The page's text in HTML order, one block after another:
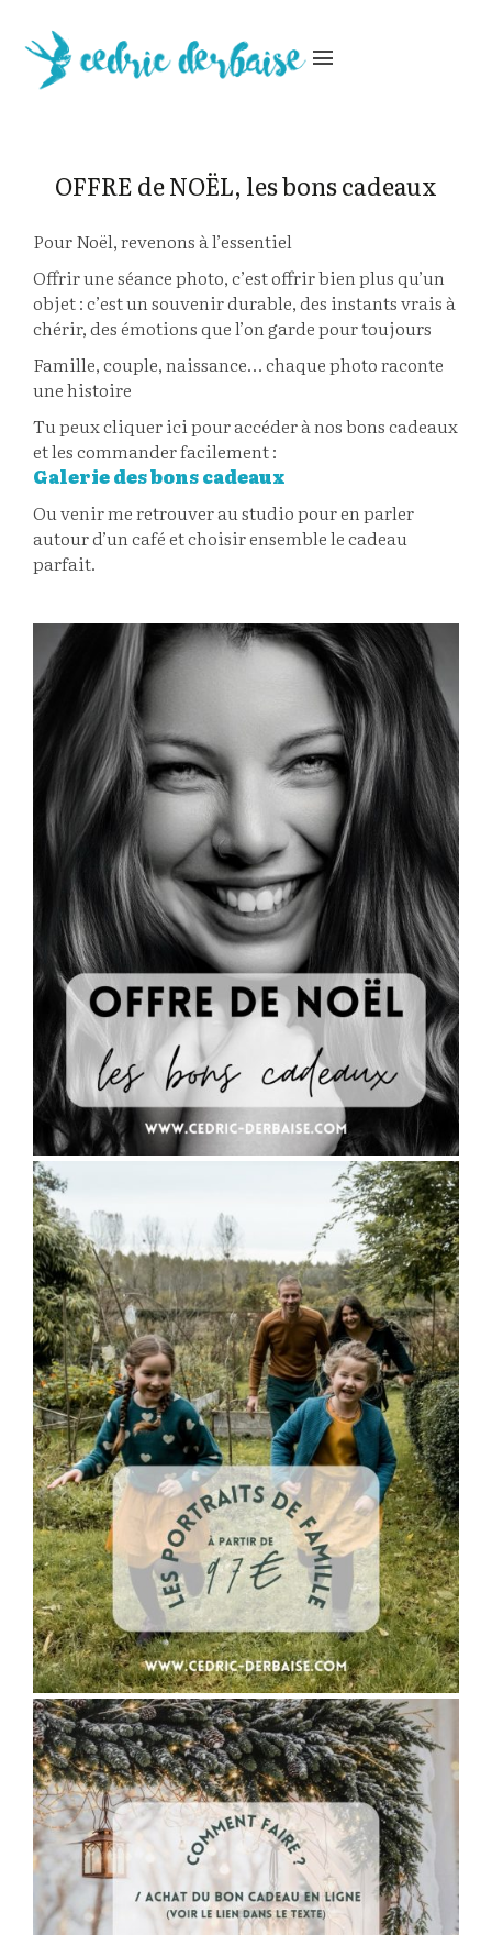
menu
OFFRE de NOËL, les bons cadeaux
Pour Noël, revenons à l’essentiel
Offrir une séance photo, c’est offrir bien plus qu’un
objet : c’est un souvenir durable, des instants vrais à
chérir, des émotions que l’on garde pour toujours
Famille, couple, naissance… chaque photo raconte
une histoire
Tu peux cliquer ici pour accéder à nos bons cadeaux
et les commander facilement :
Galerie des bons cadeaux
Ou venir me retrouver au studio pour en parler
autour d’un café et choisir ensemble le cadeau
parfait.